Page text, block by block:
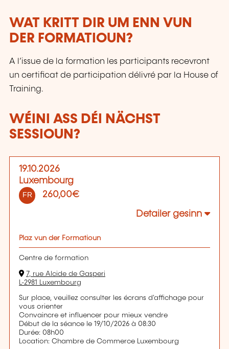
WAT KRITT DIR UM ENN VUN
DER FORMATIOUN?
A l’issue de la formation les participants recevront
un certificat de participation délivré par la House of
Training.
WÉINI ASS DÉI NÄCHST
SESSIOUN?
19.10.2026
Luxembourg
FR 260,00€
Detailer gesinn
Plaz vun der Formatioun
Centre de formation
7, rue Alcide de Gasperi
L-2981 Luxembourg
Sur place, veuillez consulter les écrans d'affichage pour
vous orienter
Convaincre et influencer pour mieux vendre
Début de la séance le 19/10/2026 à 08:30
Durée: 08h00
Location: Chambre de Commerce Luxembourg